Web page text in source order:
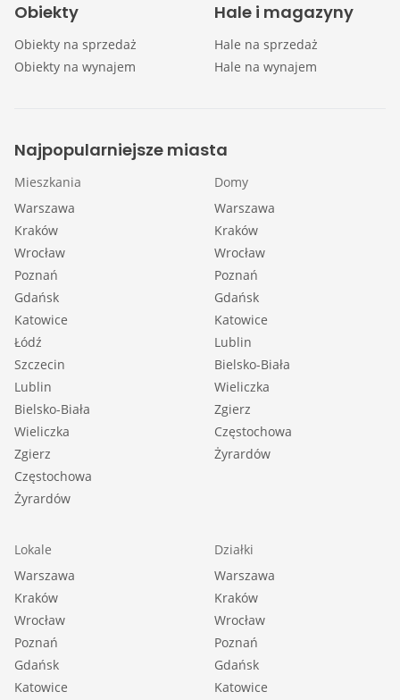
Obiekty
Obiekty na sprzedaż
Obiekty na wynajem
Hale i magazyny
Hale na sprzedaż
Hale na wynajem
Najpopularniejsze miasta
Mieszkania
Warszawa
Kraków
Wrocław
Poznań
Gdańsk
Katowice
Łódź
Szczecin
Lublin
Bielsko-Biała
Wieliczka
Zgierz
Częstochowa
Żyrardów
Domy
Warszawa
Kraków
Wrocław
Poznań
Gdańsk
Katowice
Lublin
Bielsko-Biała
Wieliczka
Zgierz
Częstochowa
Żyrardów
Lokale
Warszawa
Kraków
Wrocław
Poznań
Gdańsk
Katowice
Działki
Warszawa
Kraków
Wrocław
Poznań
Gdańsk
Katowice